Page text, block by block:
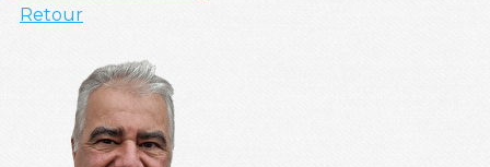
Retour